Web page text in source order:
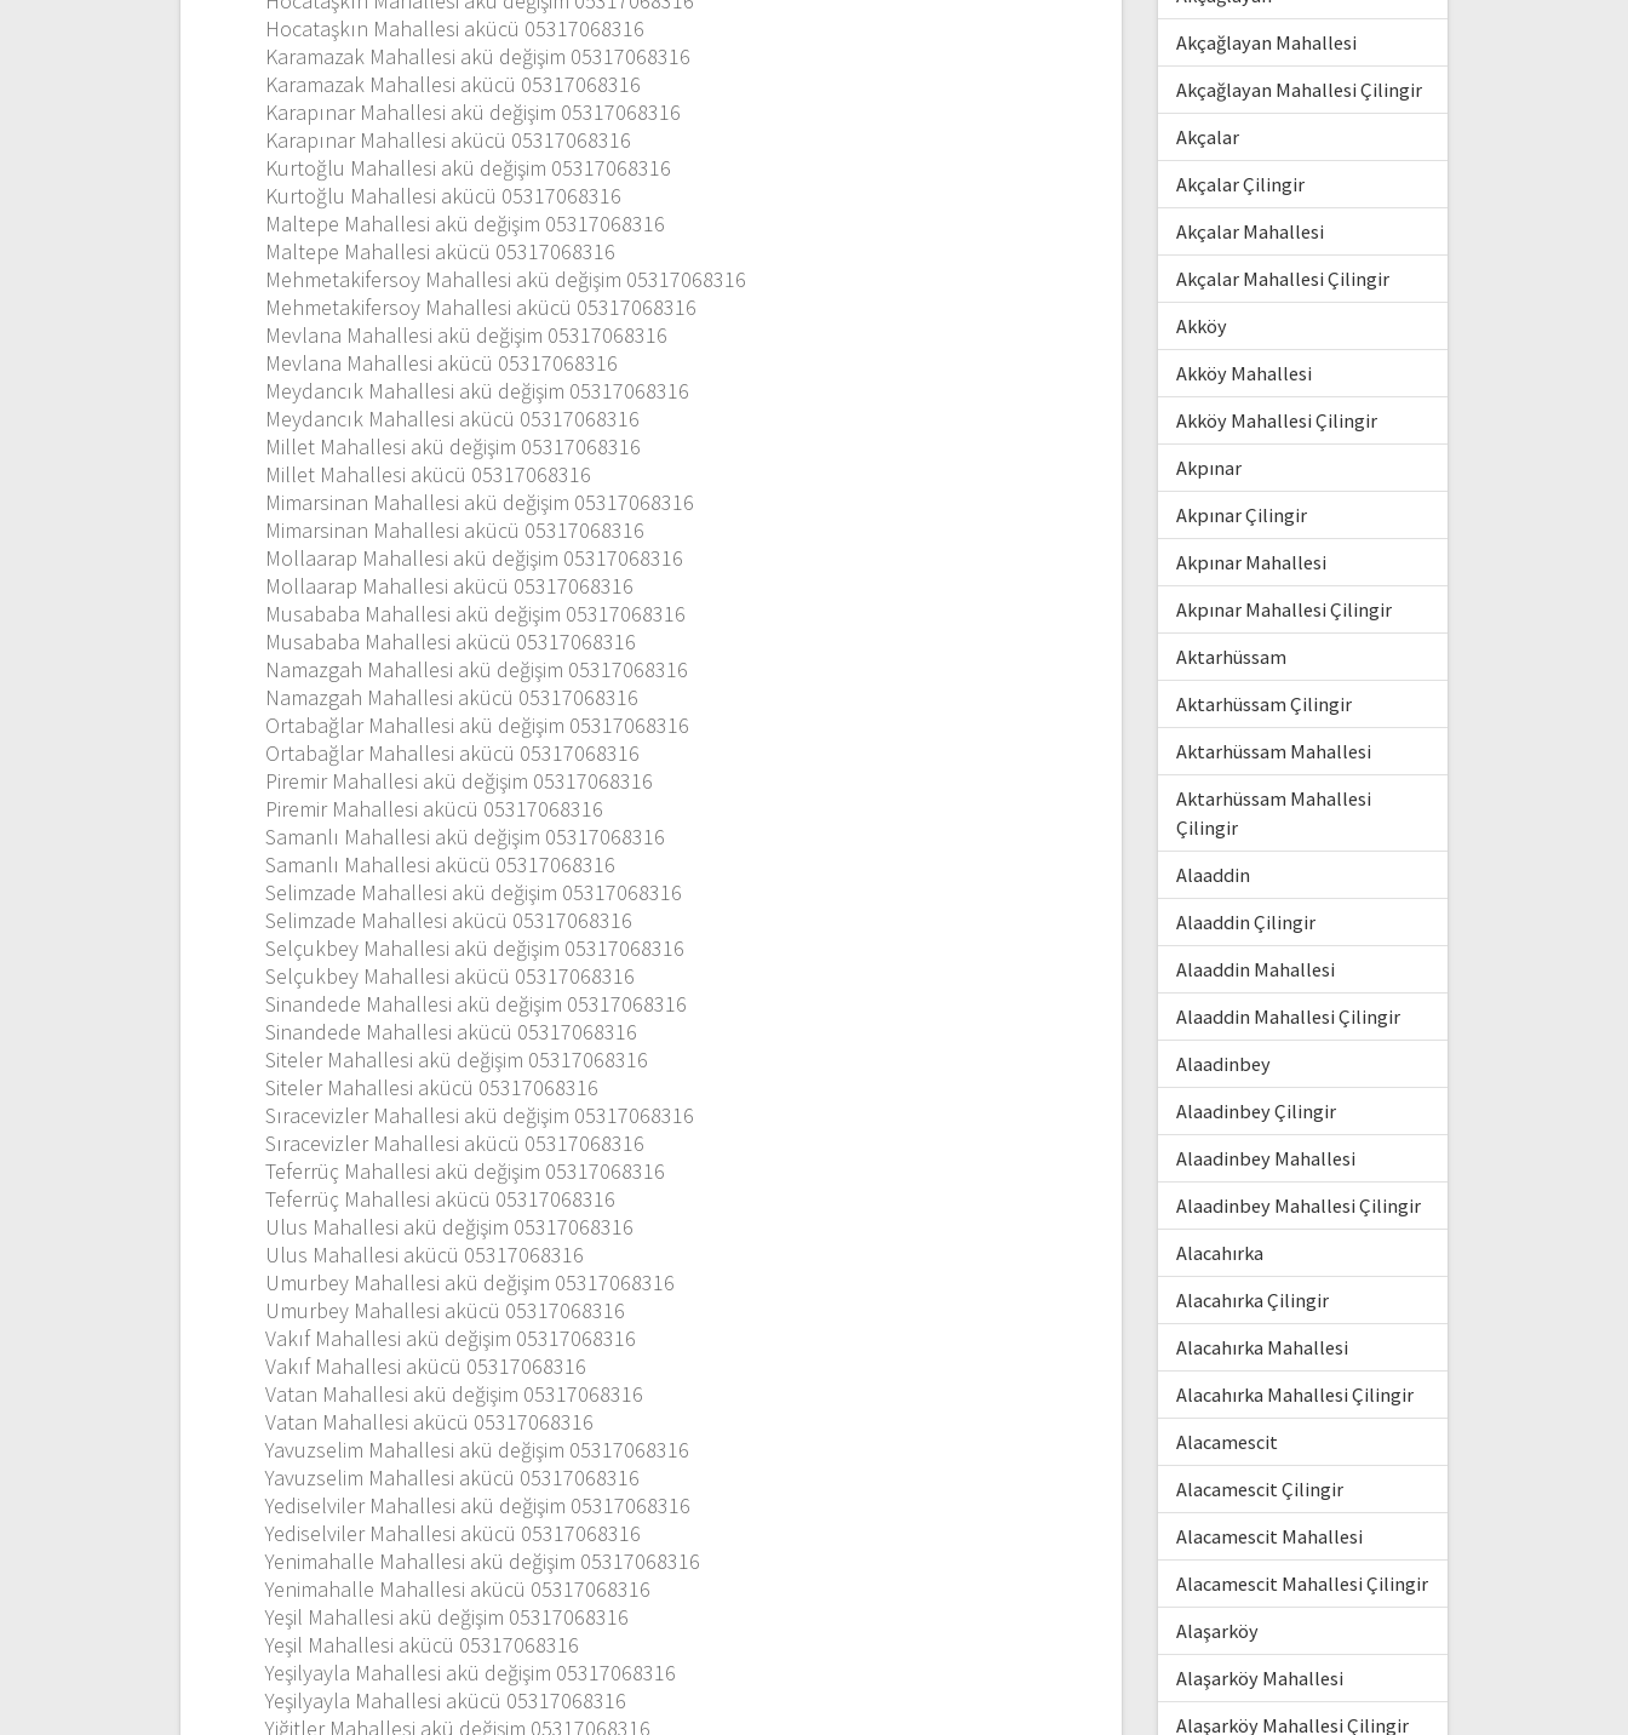
Hocataşkın Mahallesi akücü 05317068316
Karamazak Mahallesi akü değişim 05317068316
Karamazak Mahallesi akücü 05317068316
Karapınar Mahallesi akü değişim 05317068316
Karapınar Mahallesi akücü 05317068316
Kurtoğlu Mahallesi akü değişim 05317068316
Kurtoğlu Mahallesi akücü 05317068316
Maltepe Mahallesi akü değişim 05317068316
Maltepe Mahallesi akücü 05317068316
Mehmetakifersoy Mahallesi akü değişim 05317068316
Mehmetakifersoy Mahallesi akücü 05317068316
Mevlana Mahallesi akü değişim 05317068316
Mevlana Mahallesi akücü 05317068316
Meydancık Mahallesi akü değişim 05317068316
Meydancık Mahallesi akücü 05317068316
Millet Mahallesi akü değişim 05317068316
Millet Mahallesi akücü 05317068316
Mimarsinan Mahallesi akü değişim 05317068316
Mimarsinan Mahallesi akücü 05317068316
Mollaarap Mahallesi akü değişim 05317068316
Mollaarap Mahallesi akücü 05317068316
Musababa Mahallesi akü değişim 05317068316
Musababa Mahallesi akücü 05317068316
Namazgah Mahallesi akü değişim 05317068316
Namazgah Mahallesi akücü 05317068316
Ortabağlar Mahallesi akü değişim 05317068316
Ortabağlar Mahallesi akücü 05317068316
Piremir Mahallesi akü değişim 05317068316
Piremir Mahallesi akücü 05317068316
Samanlı Mahallesi akü değişim 05317068316
Samanlı Mahallesi akücü 05317068316
Selimzade Mahallesi akü değişim 05317068316
Selimzade Mahallesi akücü 05317068316
Selçukbey Mahallesi akü değişim 05317068316
Selçukbey Mahallesi akücü 05317068316
Sinandede Mahallesi akü değişim 05317068316
Sinandede Mahallesi akücü 05317068316
Siteler Mahallesi akü değişim 05317068316
Siteler Mahallesi akücü 05317068316
Sıracevizler Mahallesi akü değişim 05317068316
Sıracevizler Mahallesi akücü 05317068316
Teferrüç Mahallesi akü değişim 05317068316
Teferrüç Mahallesi akücü 05317068316
Ulus Mahallesi akü değişim 05317068316
Ulus Mahallesi akücü 05317068316
Umurbey Mahallesi akü değişim 05317068316
Umurbey Mahallesi akücü 05317068316
Vakıf Mahallesi akü değişim 05317068316
Vakıf Mahallesi akücü 05317068316
Vatan Mahallesi akü değişim 05317068316
Vatan Mahallesi akücü 05317068316
Yavuzselim Mahallesi akü değişim 05317068316
Yavuzselim Mahallesi akücü 05317068316
Yediselviler Mahallesi akü değişim 05317068316
Yediselviler Mahallesi akücü 05317068316
Yenimahalle Mahallesi akü değişim 05317068316
Yenimahalle Mahallesi akücü 05317068316
Yeşil Mahallesi akü değişim 05317068316
Yeşil Mahallesi akücü 05317068316
Yeşilyayla Mahallesi akü değişim 05317068316
Yeşilyayla Mahallesi akücü 05317068316
Yiğitler Mahallesi akü değişim 05317068316
Akçağlayan Mahallesi
Akçağlayan Mahallesi Çilingir
Akçalar
Akçalar Çilingir
Akçalar Mahallesi
Akçalar Mahallesi Çilingir
Akköy
Akköy Mahallesi
Akköy Mahallesi Çilingir
Akpınar
Akpınar Çilingir
Akpınar Mahallesi
Akpınar Mahallesi Çilingir
Aktarhüssam
Aktarhüssam Çilingir
Aktarhüssam Mahallesi
Aktarhüssam Mahallesi
Çilingir
Alaaddin
Alaaddin Çilingir
Alaaddin Mahallesi
Alaaddin Mahallesi Çilingir
Alaadinbey
Alaadinbey Çilingir
Alaadinbey Mahallesi
Alaadinbey Mahallesi Çilingir
Alacahırka
Alacahırka Çilingir
Alacahırka Mahallesi
Alacahırka Mahallesi Çilingir
Alacamescit
Alacamescit Çilingir
Alacamescit Mahallesi
Alacamescit Mahallesi Çilingir
Alaşarköy
Alaşarköy Mahallesi
Alaşarköy Mahallesi Çilingir